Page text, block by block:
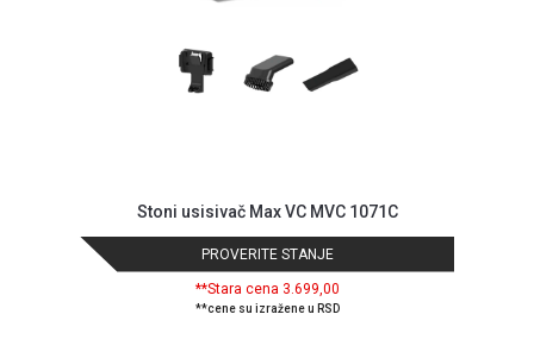
Stoni usisivač Max VC MVC 1071C
PROVERITE STANJE
**Stara cena 3.699,00
**cene su izražene u RSD